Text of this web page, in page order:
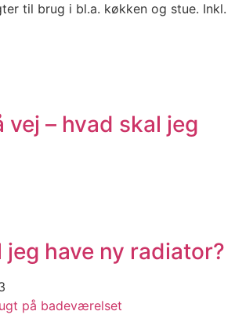
til brug i bl.a. køkken og stue. Inkl.
vej – hvad skal jeg
jeg have ny radiator?